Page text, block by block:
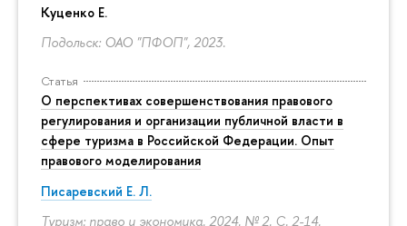
Куценко Е.
Подольск: ОАО "ПФОП", 2023.
Статья
О перспективах совершенствования правового
регулирования и организации публичной власти в
сфере туризма в Российской Федерации. Опыт
правового моделирования
Писаревский Е. Л.
Туризм: право и экономика. 2024. № 2. С. 2-14.